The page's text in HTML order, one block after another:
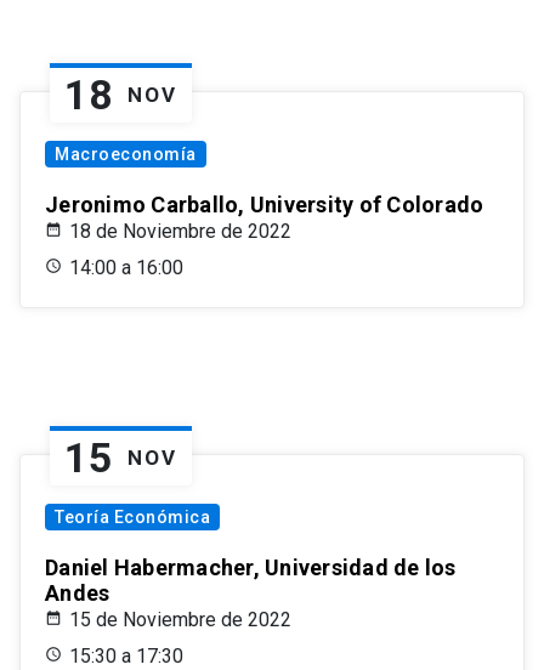
18 NOV
Macroeconomía
Jeronimo Carballo, University of Colorado
18 de Noviembre de 2022
14:00 a 16:00
15 NOV
Teoría Económica
Daniel Habermacher, Universidad de los
Andes
15 de Noviembre de 2022
15:30 a 17:30